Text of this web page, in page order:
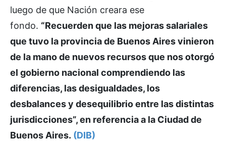
luego de que Nación creara ese
fondo. “Recuerden que las mejoras salariales
que tuvo la provincia de Buenos Aires vinieron
de la mano de nuevos recursos que nos otorgó
el gobierno nacional comprendiendo las
diferencias, las desigualdades, los
desbalances y desequilibrio entre las distintas
jurisdicciones”, en referencia a la Ciudad de
Buenos Aires. (DIB)